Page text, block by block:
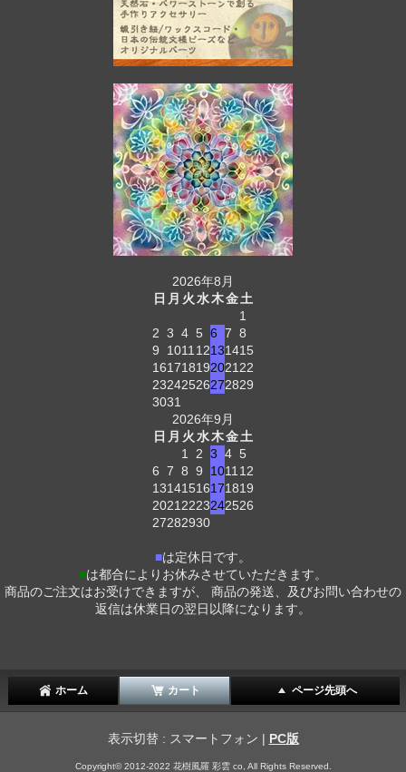
2026年8月
日 月 火水木金土
1
2 3 4 5 6 7 8
9
1011 12131415
161718192021 22
23242526272829
3031
2026年9月
日 月 火水木金土
1
2 3 4 5
6 7 8 9 1011 12
13141516171819
2021 2223242526
27282930
■は定休日です。
■は都合によりお休みさせていただきます。
商品のご注文はお受けできますが、 商品の発送、及びお問い合わせの
返信は休業日の翌日以降になります。
ホーム カート ページ先頭へ
表示切替 : スマートフォン | PC版
Copyright© 2012-2022 花樹風羅 彩雲 co, All Rights Reserved.